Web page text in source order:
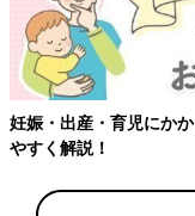
妊娠・出産・育児にか
やすく解説！